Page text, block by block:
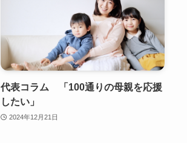
代表コラム 「100通りの母親を応援
したい」
2024年12月21日